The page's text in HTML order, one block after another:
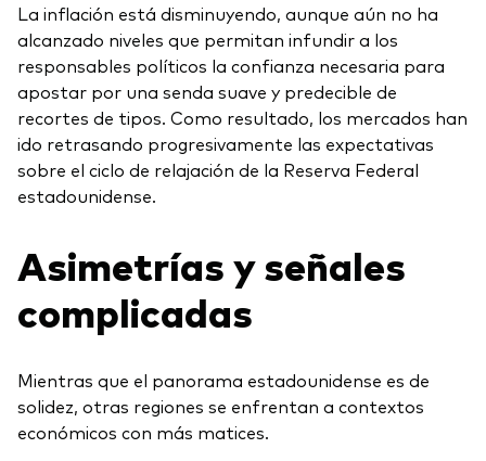
La inflación está disminuyendo, aunque aún no ha
alcanzado niveles que permitan infundir a los
responsables políticos la confianza necesaria para
apostar por una senda suave y predecible de
recortes de tipos. Como resultado, los mercados han
ido retrasando progresivamente las expectativas
sobre el ciclo de relajación de la Reserva Federal
estadounidense.
Asimetrías y señales
complicadas
Mientras que el panorama estadounidense es de
solidez, otras regiones se enfrentan a contextos
económicos con más matices.